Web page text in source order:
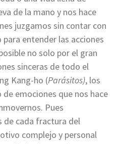
de la mano y nos hace
juzgamos sin contar con
entender las acciones
no solo por el gran
sinceras de todo el
Kang-ho (Parásitos), los
emociones que nos hace
Pues
de cada fractura del
complejo y personal